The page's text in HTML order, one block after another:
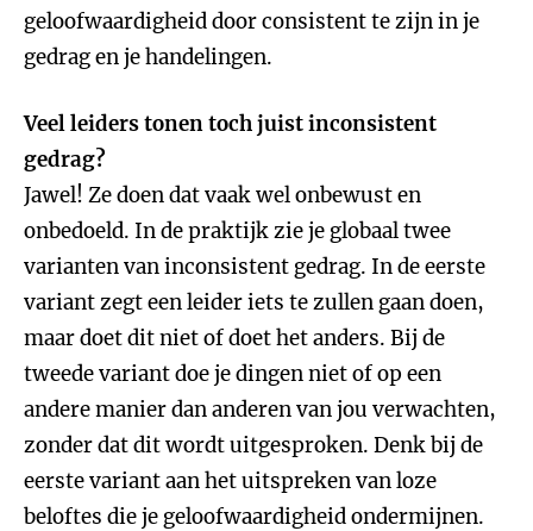
geloofwaardigheid door consistent te zijn in je
gedrag en je handelingen.
Veel leiders tonen toch juist inconsistent
gedrag?
Jawel! Ze doen dat vaak wel onbewust en
onbedoeld. In de praktijk zie je globaal twee
varianten van inconsistent gedrag. In de eerste
variant zegt een leider iets te zullen gaan doen,
maar doet dit niet of doet het anders. Bij de
tweede variant doe je dingen niet of op een
andere manier dan anderen van jou verwachten,
zonder dat dit wordt uitgesproken. Denk bij de
eerste variant aan het uitspreken van loze
beloftes die je geloofwaardigheid ondermijnen.